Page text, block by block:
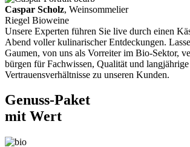
Caspar Scholz, Weinsommelier
Riegel Bioweine
Unsere Experten führen Sie live durch einen
Abend voller kulinarischer Entdeckungen.
Gaumen, von uns als Vorreiter im Bio-Sektor,
bürgen für Fachwissen, Qualität und langjährige
Vertrauensverhältnisse zu unseren Kunden.
Genuss-Paket
mit Wert